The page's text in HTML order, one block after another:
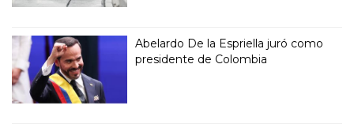
Abelardo De la Espriella juró como
presidente de Colombia